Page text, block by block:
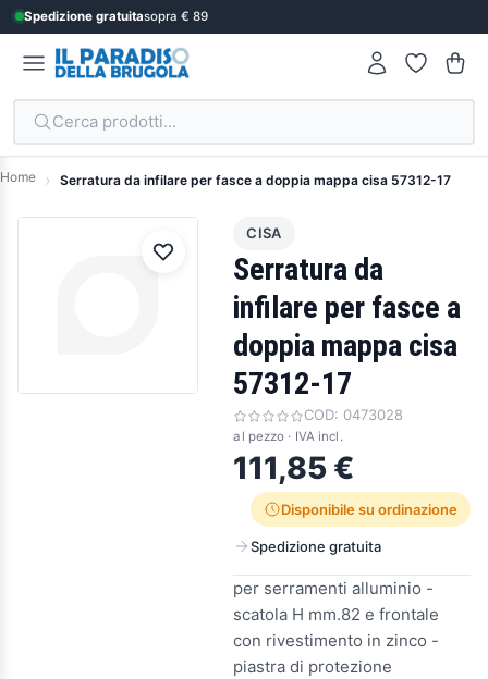
Spedizione gratuitasopra € 89
Cerca prodotti...
Home Serratura da infilare per fasce a doppia mappa cisa 57312-17
CISA
Serratura da
infilare per fasce a
doppia mappa cisa
57312-17
COD: 0473028
al pezzo · IVA incl.
111,85 €
Disponibile su ordinazione
Spedizione gratuita
per serramenti alluminio -
scatola H mm.82 e frontale
con rivestimento in zinco -
piastra di protezione